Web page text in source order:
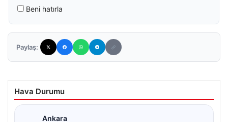
Beni hatırla
Paylaş:
Hava Durumu
Ankara